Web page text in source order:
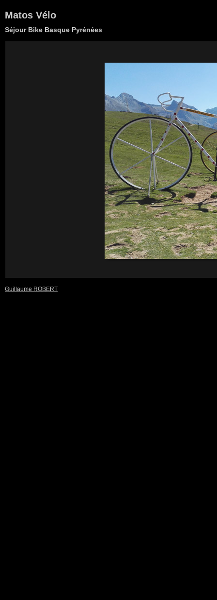
Matos Vélo
Séjour Bike Basque Pyrénées
Guillaume ROBERT